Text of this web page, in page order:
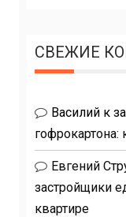
СВЕЖИЕ
Василий к
гофрокартона:
Евгений
застройщики
квартире